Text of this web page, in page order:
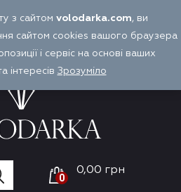
UA
Войти
0
0,00 грн
з сайтом volodarka.com, ви
сайтом cookies вашого браузера
і сервіс на основі ваших
інтересів Зрозуміло